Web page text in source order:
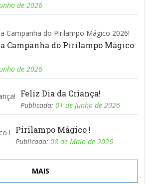
de 2026
Campanha do Pirilampo Mágico
de 2026
Feliz Dia da Criança!
Publicada: 01 de Junho de 2026
Pirilampo Mágico !
Publicada: 08 de Maio de 2026
MAIS